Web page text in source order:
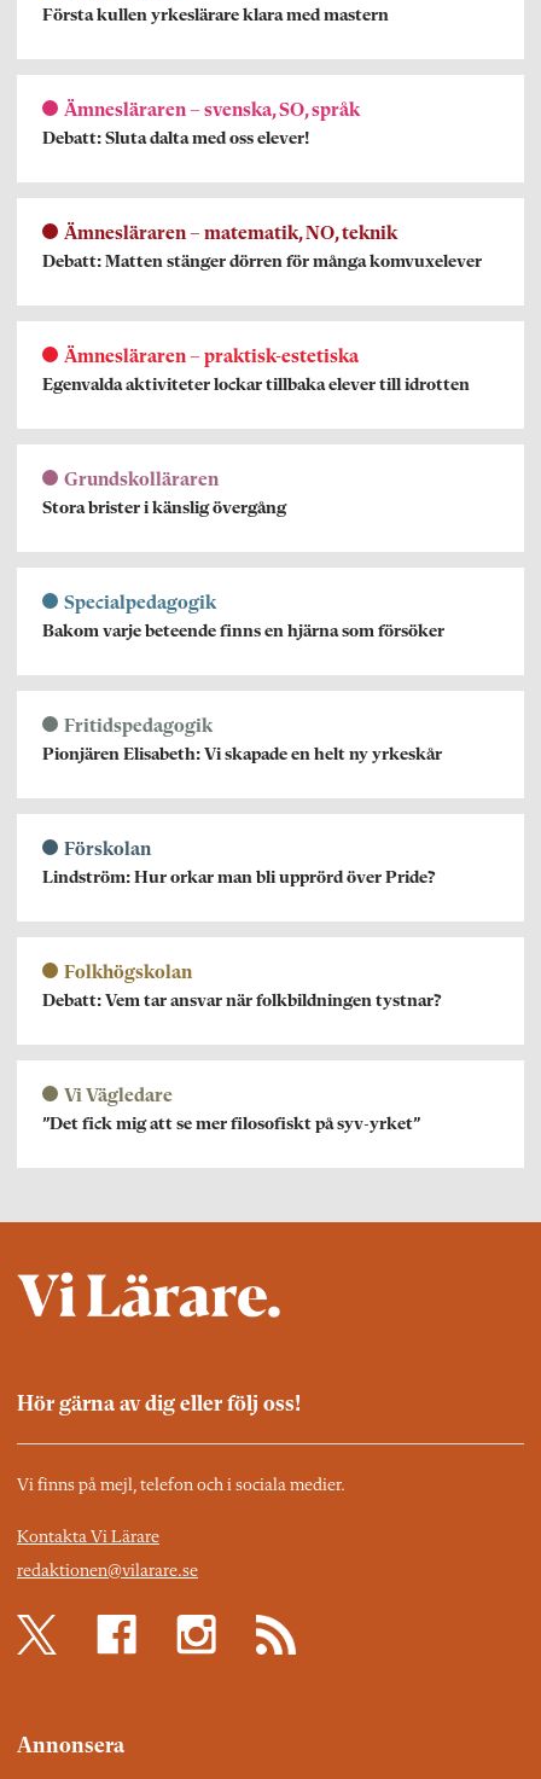
Första kullen yrkeslärare klara med mastern
Ämnesläraren – svenska, SO, språk
Debatt: Sluta dalta med oss elever!
Ämnesläraren – matematik, NO, teknik
Debatt: Matten stänger dörren för många komvuxelever
Ämnesläraren – praktisk-estetiska
Egenvalda aktiviteter lockar tillbaka elever till idrotten
Grundskolläraren
Stora brister i känslig övergång
Specialpedagogik
Bakom varje beteende finns en hjärna som försöker
Fritidspedagogik
Pionjären Elisabeth: Vi skapade en helt ny yrkeskår
Förskolan
Lindström: Hur orkar man bli upprörd över Pride?
Folkhögskolan
Debatt: Vem tar ansvar när folkbildningen tystnar?
Vi Vägledare
”Det fick mig att se mer filosofiskt på syv-yrket”
Hör gärna av dig eller följ oss!
Vi finns på mejl, telefon och i sociala medier.
Kontakta Vi Lärare
redaktionen@vilarare.se
Annonsera